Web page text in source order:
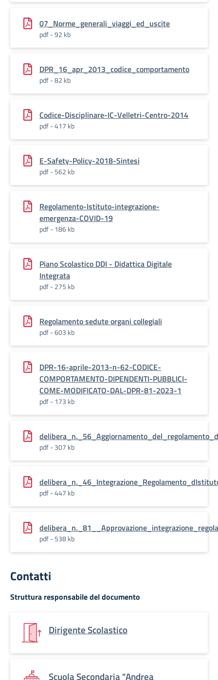
07_Norme_generali_viaggi_ed_uscite
pdf - 92 kb
DPR_16_apr_2013_codice_comportamento
pdf - 82 kb
Codice-Disciplinare-IC-Velletri-Centro-2014
pdf - 417 kb
E-Safety-Policy-2018-Sintesi
pdf - 562 kb
Regolamento-Istituto-integrazione-
emergenza-COVID-19
pdf - 186 kb
Piano Scolastico DDI - Didattica Digitale
Integrata
pdf - 275 kb
Regolamento sedute organi collegiali
pdf - 603 kb
DPR-16-aprile-2013-n-62-CODICE-
COMPORTAMENTO-DIPENDENTI-PUBBLICI-
COME-MODIFICATO-DAL-DPR-81-2023-1
pdf - 173 kb
pdf - 307 kb
pdf - 447 kb
pdf - 538 kb
Contatti
Struttura responsabile del documento
Dirigente Scolastico
Scuola Secondaria "Andrea